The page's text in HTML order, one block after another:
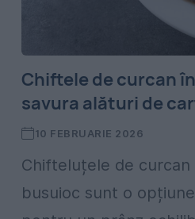
Chiftele de curcan
savura alături de
10 FEBRUARIE 2026
Chifteluțele de curcan
busuioc sunt o